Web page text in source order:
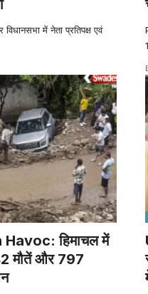
में नेता प्रतिपक्ष एवं
हिमाचल में
मौतें और 797